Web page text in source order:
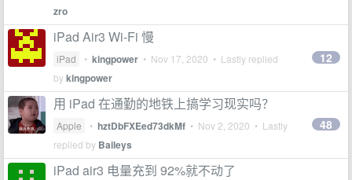
zro
iPad Air3 Wi-Fi 慢
iPad • kingpower • Nov 17, 2020 • Lastly replied
bykingpower
12
用 iPad 在通勤的地铁上搞学习现实吗？
Apple • hztDbFXEed73dkMf • Nov 2, 2020 • Lastly
replied by Baileys
48
iPad air3 电量充到 92%就不动了